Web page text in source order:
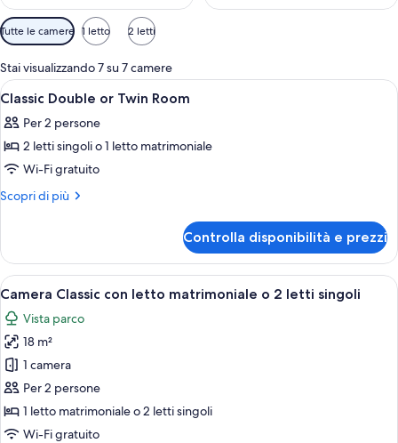
Filtri
disponibili
per
le
camere
Tutte le camere 1 letto 2 letti
Stai visualizzando 7 su 7 camere
Apri
tutte
le
foto
per
Classic
Twin
Room
Una camera d'albergo con un letto,
11
Classic Double or Twin Room
Per 2 persone
2 letti singoli o 1 letto matrimoniale
Wi-Fi gratuito
Scopri di più
Altri
Double
or
Twin
Room
Controlla disponibilità e prezzi
Apri
tutte
le
foto
per
Camera
Classic
con
Camera Classic con letto
10
Camera Classic con letto matrimoniale o 2 letti singoli
Vista parco
18 m²
1 camera
Per 2 persone
1 letto matrimoniale o 2 letti singoli
Wi-Fi gratuito